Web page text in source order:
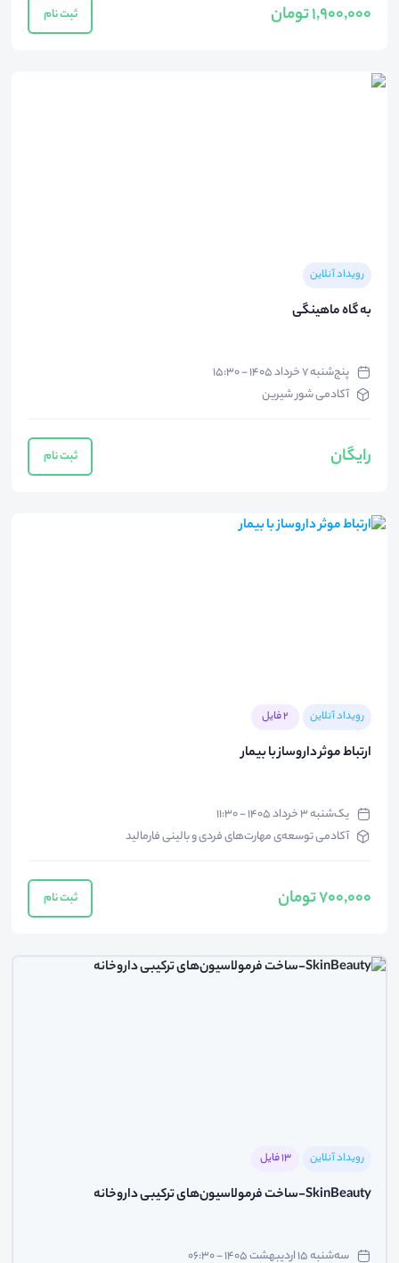
1,900,000 تومان ثبت نام
رویداد آنلاین
به گاه ماهینگی
پنج‌شنبه ۷ خرداد ۱۴۰۵ - ۱۵:۳۰
آکادمی شور شیرین
رایگان ثبت نام
رویداد آنلاین 2 فایل
ارتباط موثر داروساز با بیمار
یک‌شنبه ۳ خرداد ۱۴۰۵ - ۱۱:۳۰
آکادمی توسعه‌ی مهارت‌های فردی و بالینی فارمالید
700,000 تومان ثبت نام
رویداد آنلاین 13 فایل
SkinBeauty-ساخت فرمولاسیون‌های ترکیبی داروخانه
سه‌شنبه ۱۵ اردیبهشت ۱۴۰۵ - ۰۶:۳۰